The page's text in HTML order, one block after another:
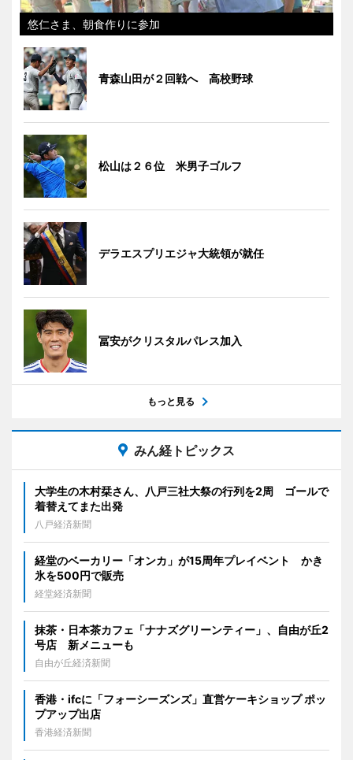
悠仁さま、朝食作りに参加
青森山田が２回戦へ 高校野球
松山は２６位 米男子ゴルフ
デラエスプリエジャ大統領が就任
冨安がクリスタルパレス加入
もっと見る
みん経トピックス
大学生の木村栞さん、八戸三社大祭の行列を2周 ゴールで
着替えてまた出発
八戸経済新聞
経堂のベーカリー「オンカ」が15周年プレイベント かき
氷を500円で販売
経堂経済新聞
抹茶・日本茶カフェ「ナナズグリーンティー」、自由が丘2
号店 新メニューも
自由が丘経済新聞
香港・ifcに「フォーシーズンズ」直営ケーキショップ ポッ
プアップ出店
香港経済新聞